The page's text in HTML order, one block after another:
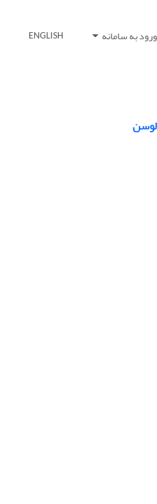
ورود به سامانه ENGLISH